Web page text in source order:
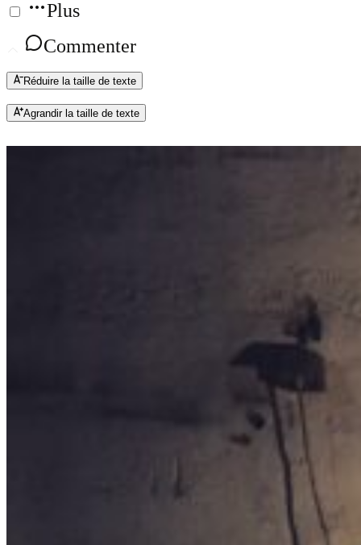
Plus
Commenter
Réduire la taille de texte
Agrandir la taille de texte